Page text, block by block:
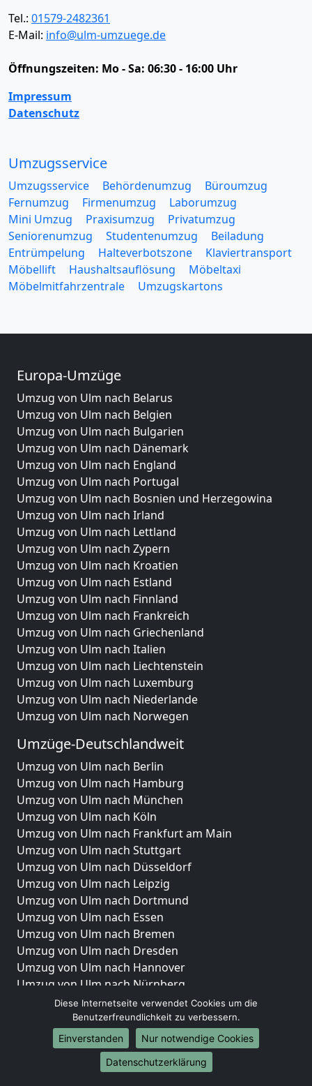
Tel.: 01579-2482361
E-Mail: info@ulm-umzuege.de
Öffnungszeiten: Mo - Sa: 06:30 - 16:00 Uhr
Impressum
Datenschutz
Umzugsservice
Umzugsservice Behördenumzug
Büroumzug
Fernumzug
Firmenumzug
Laborumzug
Mini Umzug
Praxisumzug
Privatumzug
Seniorenumzug
Studentenumzug
Beiladung
Entrümpelung
Halteverbotszone
Klaviertransport
Möbellift
Haushaltsauflösung
Möbeltaxi
Möbelmitfahrzentrale
Umzugskartons
Europa-Umzüge
Umzug von Ulm nach Belarus
Umzug von Ulm nach Belgien
Umzug von Ulm nach Bulgarien
Umzug von Ulm nach Dänemark
Umzug von Ulm nach England
Umzug von Ulm nach Portugal
Umzug von Ulm nach Bosnien und Herzegowina
Umzug von Ulm nach Irland
Umzug von Ulm nach Lettland
Umzug von Ulm nach Zypern
Umzug von Ulm nach Kroatien
Umzug von Ulm nach Estland
Umzug von Ulm nach Finnland
Umzug von Ulm nach Frankreich
Umzug von Ulm nach Griechenland
Umzug von Ulm nach Italien
Umzug von Ulm nach Liechtenstein
Umzug von Ulm nach Luxemburg
Umzug von Ulm nach Niederlande
Umzug von Ulm nach Norwegen
Umzüge-Deutschlandweit
Umzug von Ulm nach Berlin
Umzug von Ulm nach Hamburg
Umzug von Ulm nach München
Umzug von Ulm nach Köln
Umzug von Ulm nach Frankfurt am Main
Umzug von Ulm nach Stuttgart
Umzug von Ulm nach Düsseldorf
Umzug von Ulm nach Leipzig
Umzug von Ulm nach Dortmund
Umzug von Ulm nach Essen
Umzug von Ulm nach Bremen
Umzug von Ulm nach Dresden
Umzug von Ulm nach Hannover
Umzug von Ulm nach Nürnberg
Umzug von Ulm nach Duisburg
Umzug von Ulm nach Bochum
Umzug von Ulm nach Wuppertal
Umzug von Ulm nach Bielefeld
Umzug von Ulm nach Bonn
Diese Internetseite verwendet Cookies um die
Benutzerfreundlichkeit zu verbessern.
Einverstanden
Nur notwendige Cookies
Datenschutzerklärung